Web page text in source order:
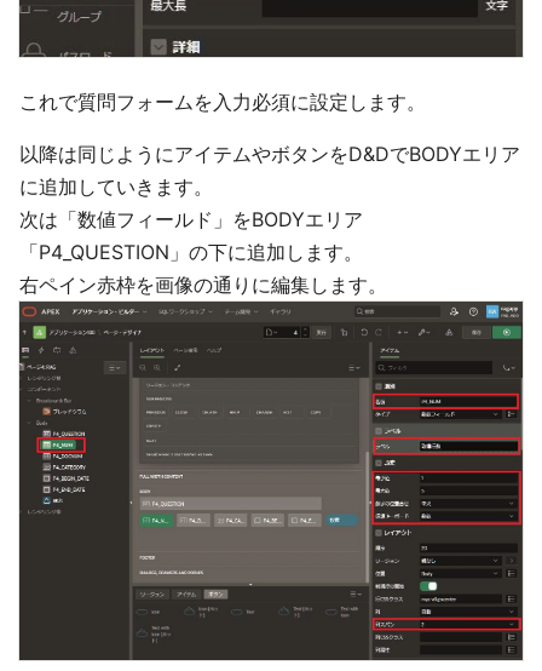
これで質問フォームを入力必須に設定します。
以降は同じようにアイテムやボタンをD&DでBODYエリア
に追加していきます。
次は「数値フィールド」をBODYエリア
「P4_QUESTION」の下に追加します。
右ペイン赤枠を画像の通りに編集します。